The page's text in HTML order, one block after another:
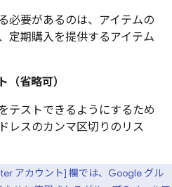
必要があるのは、アイテムの
定期購入を提供するアイテム
省略可）
テストできるようにするため
レスのカンマ区切りのリス
アカウント] 欄では、Google グル